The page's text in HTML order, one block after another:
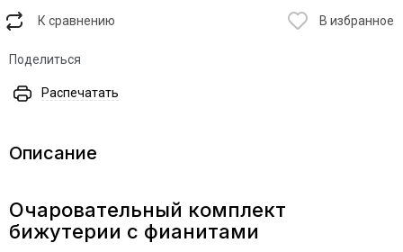
К сравнению В избранное
Поделиться
Распечатать
Описание
Очаровательный комплект
бижутерии с фианитами